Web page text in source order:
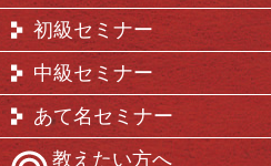
初級セミナー
中級セミナー
あて名セミナー
教えたい方へ